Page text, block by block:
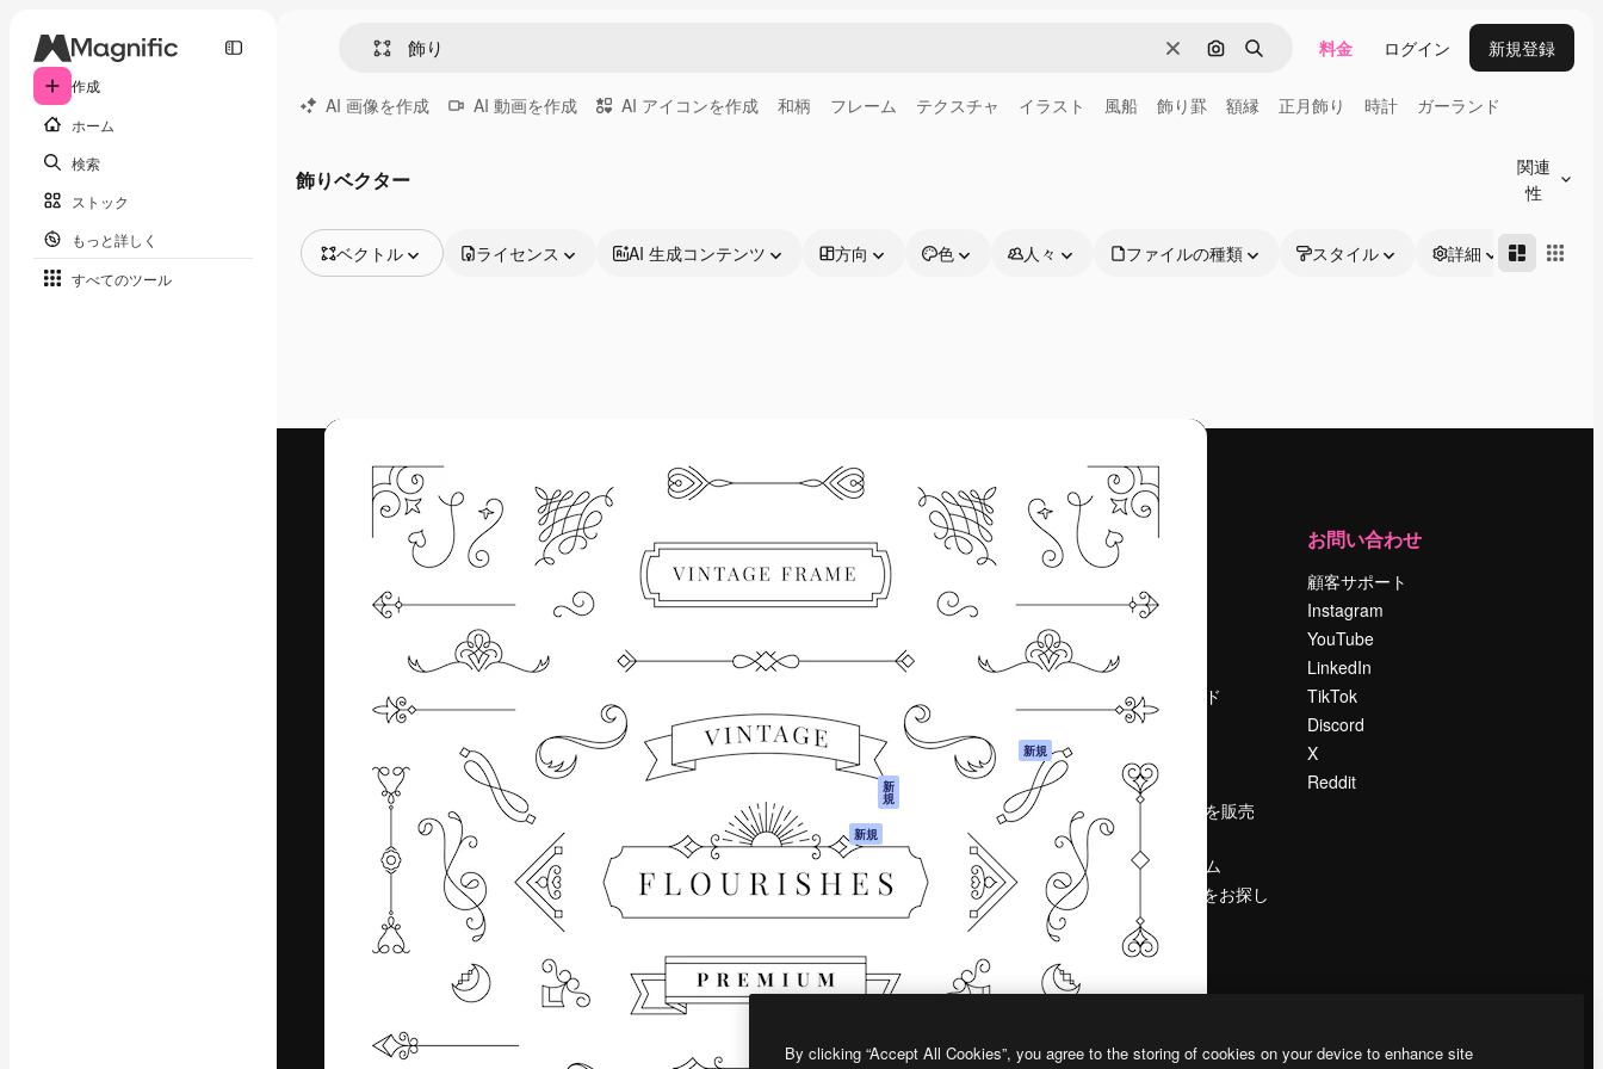
作成
ホーム
検索
ストック
もっと詳しく
すべてのツール
消去 画像で検索
検索 料金 ログイン 新規登録
AI 画像を作成 AI 動画を作成 AI アイコンを作成 和柄 フレーム テクスチャ イラスト 風船 飾り罫 額縁 正月飾り 時計 ガーランド
飾りベクター
関連
性
ベクトル
動画
モーショングラフィックス
動画テンプレート
ライセンス AI 生成コンテンツ 方向 色 人々 ファイルの種類 スタイル 詳細
最高のクリエイティブ制作を導くためのプラ
ットフォーム。クリエイター、企業、代理
店、スタジオを含む100万人以上が利用して
います。
製品
Spaces
AI アシスタント
AI 動画生成ツール
ストックコンテン
ツ
Claude/ChatGPT
向けMCP
新
規
エージェント 新規
モバイルアプリ
すべてのMagnificツ
はじめに
ドキュメント
利用規約
オリジナル
新規
クッキーポリシー
トラストセンター
アフィリエイト
法人向け
運営
会社概要
検索トレンド
ブログ
Slidesgo
コンテンツを販売
プレスルーム
magnific.aiをお探し
ですか？
お問い合わせ
顧客サポート
Instagram
YouTube
LinkedIn
TikTok
Discord
X
Reddit
Freepik Company S.L.U.
By clicking “Accept All Cookies”, you agree to the storing of cookies on your device to enhance site